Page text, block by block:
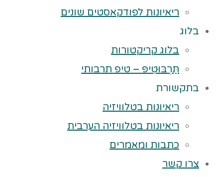
ריאיונות לפודקאסטים שונים
בלוג
בלוג קריקטורות
תַּרְבּוּטִיפּ – טיפ תרבותי
בתקשורת
ריאיונות בטלוויזיה
ריאיונות בטלוויזיה הערבית
כתבות ומאמרים
צרו קשר